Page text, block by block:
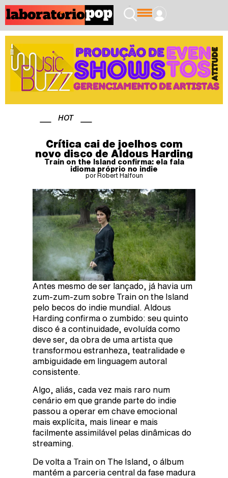
HOT
Crítica cai de joelhos com
novo disco de Aldous Harding
Train on the Island confirma: ela fala
idioma próprio no indie
por Robert Halfoun
Antes mesmo de ser lançado, já havia um
zum-zum-zum sobre Train on the Island
pelo becos do indie mundial. Aldous
Harding confirma o zumbido: seu quinto
disco é a continuidade, evoluída como
deve ser, da obra de uma artista que
transformou estranheza, teatralidade e
ambiguidade em linguagem autoral
consistente.
Algo, aliás, cada vez mais raro num
cenário em que grande parte do indie
passou a operar em chave emocional
mais explícita, mais linear e mais
facilmente assimilável pelas dinâmicas do
streaming.
De volta a Train on The Island, o álbum
mantém a parceria central da fase madura